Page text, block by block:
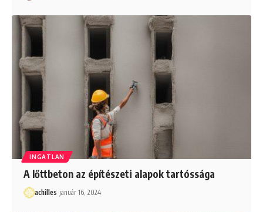
INGATLAN
A lőttbeton az építészeti alapok tartóssága
achilles január 16, 2024